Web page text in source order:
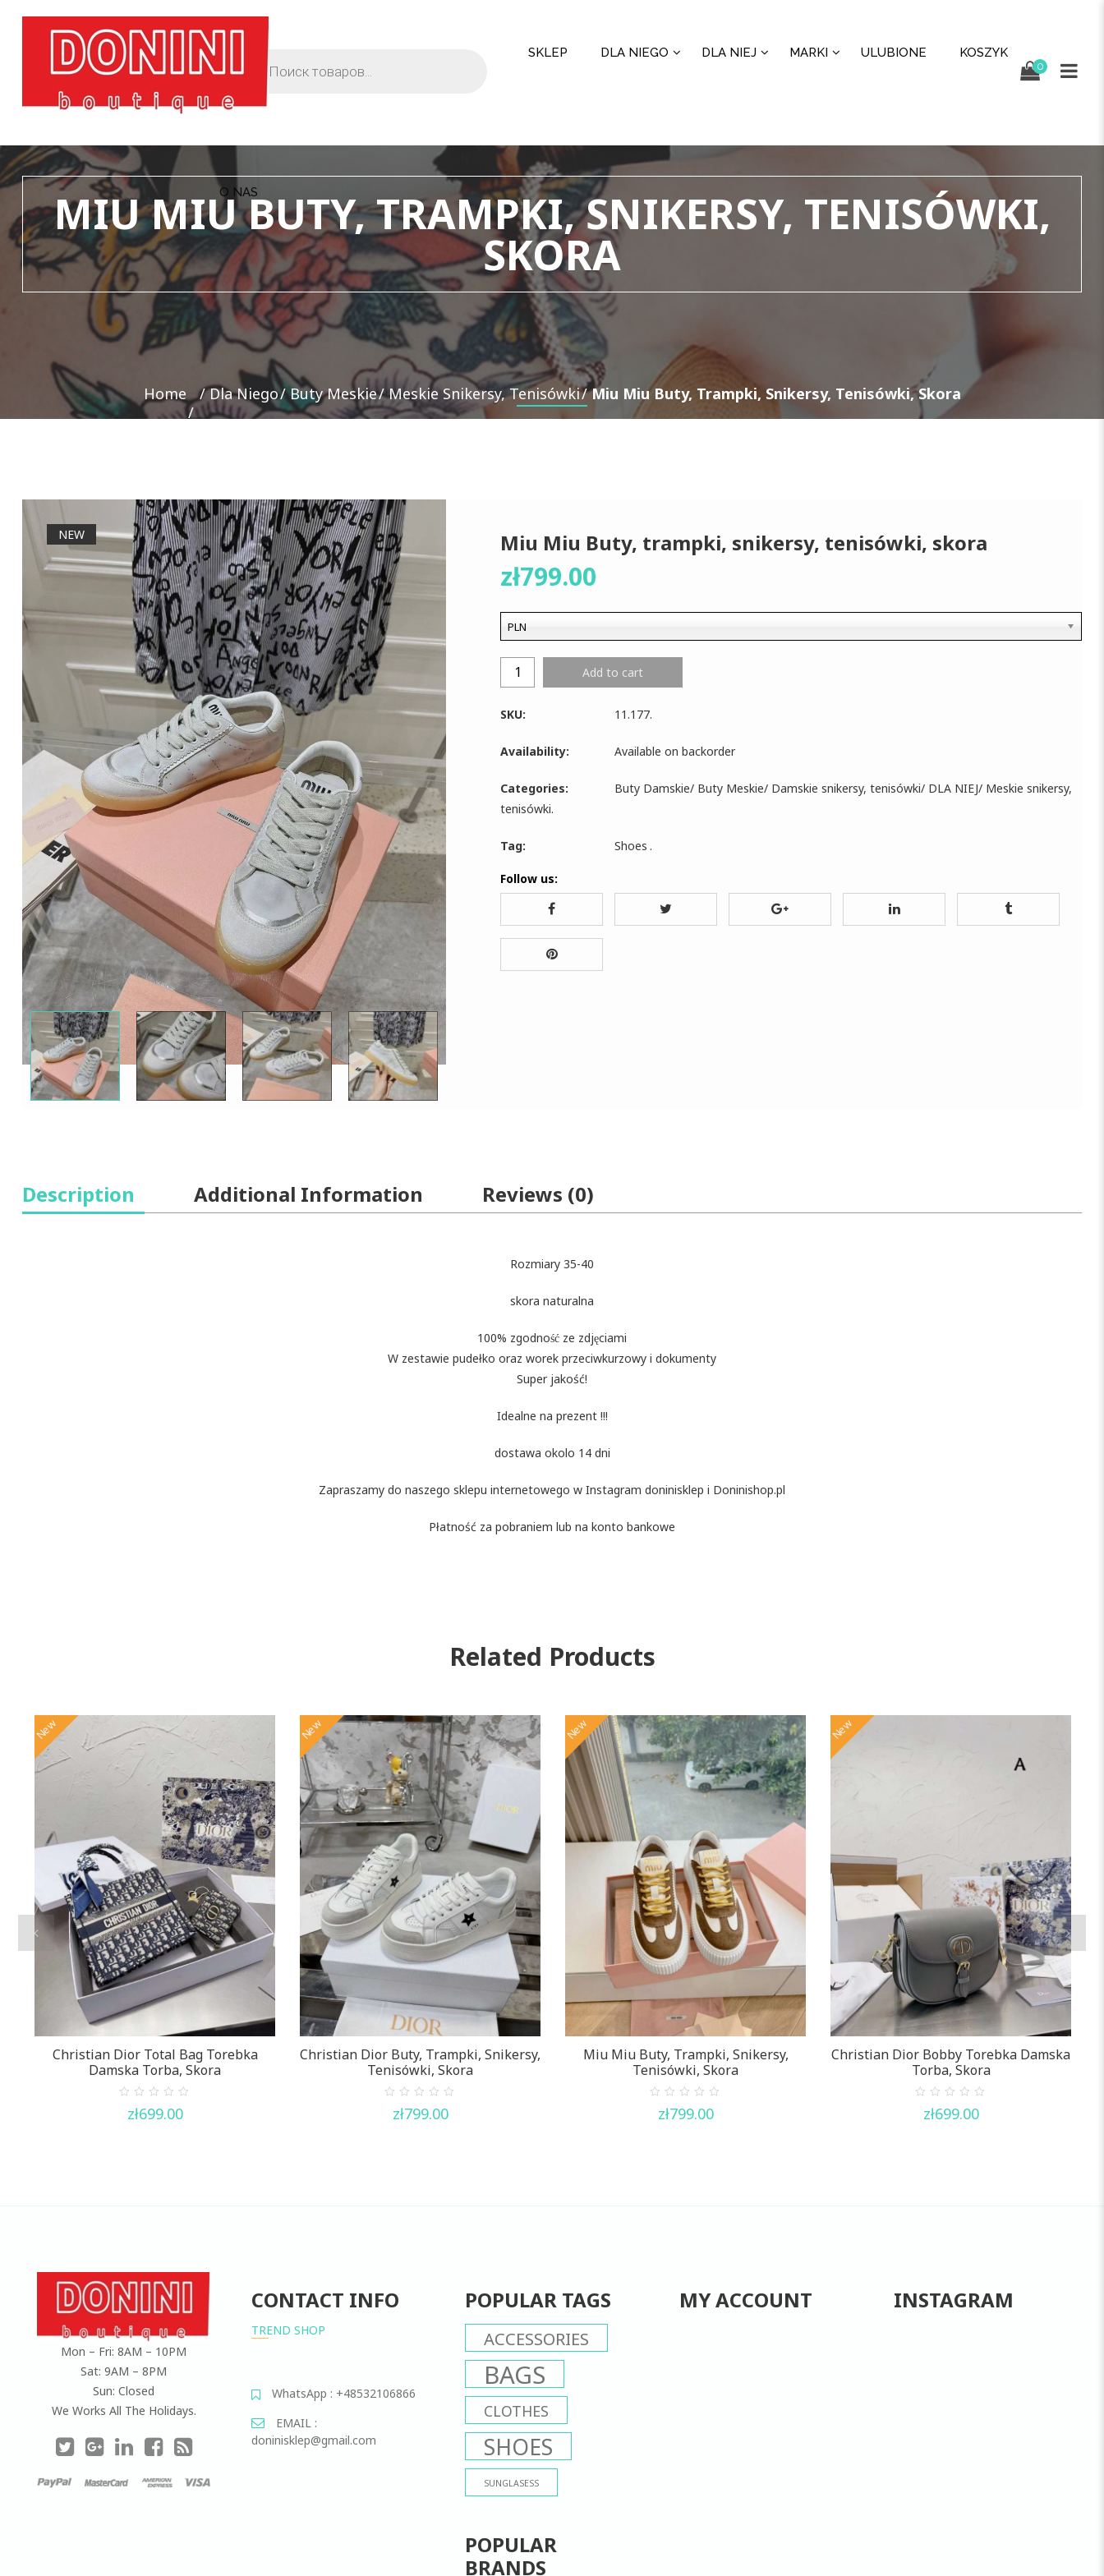
SKLEP DLA NIEGO DLA NIEJ MARKI ULUBIONE KOSZYK
O NAS
0
MIU MIU BUTY, TRAMPKI, SNIKERSY, TENISÓWKI,
SKORA
Home Dla Niego Buty Meskie Meskie Snikersy, Tenisówki Miu Miu Buty, Trampki, Snikersy, Tenisówki, Skora
NEW Miu Miu Buty, trampki, snikersy, tenisówki, skora
zł799.00
PLN
Add to cart
SKU: 11.177.
Availability: Available on backorder
Categories: Buty Damskie/ Buty Meskie/ Damskie snikersy, tenisówki/ DLA NIEJ/ Meskie snikersy,
tenisówki.
Tag: Shoes .
Follow us:
Description Additional Information Reviews (0)
Rozmiary 35-40
skora naturalna
100% zgodność ze zdjęciami
W zestawie pudełko oraz worek przeciwkurzowy i dokumenty
Super jakość!
Idealne na prezent !!!
dostawa okolo 14 dni
Zapraszamy do naszego sklepu internetowego w Instagram doninisklep i Doninishop.pl
Płatność za pobraniem lub na konto bankowe
Related Products
New
Christian Dior Total Bag Torebka
Damska Torba, Skora
out
zł699.00
New
Christian Dior Buty, Trampki, Snikersy,
Tenisówki, Skora
out
zł799.00
New
Miu Miu Buty, Trampki, Snikersy,
Tenisówki, Skora
out
zł799.00
New
Christian Dior Bobby Torebka Damska
Torba, Skora
out
zł699.00
Mon – Fri: 8AM – 10PM
Sat: 9AM – 8PM
Sun: Closed
We Works All The Holidays.
CONTACT INFO
TREND SHOP
WhatsApp : +48532106866
EMAIL :
doninisklep@gmail.com
POPULAR TAGS
ACCESSORIES
BAGS
CLOTHES
SHOES
SUNGLASESS
POPULAR
BRANDS
MY ACCOUNT INSTAGRAM